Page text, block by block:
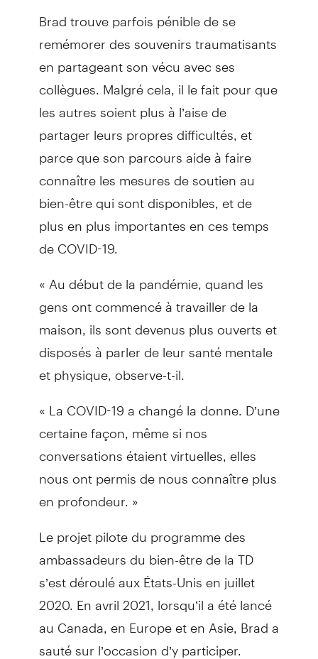
Brad trouve parfois pénible de se
remémorer des souvenirs traumatisants
en partageant son vécu avec ses
collègues. Malgré cela, il le fait pour que
les autres soient plus à l’aise de
partager leurs propres difficultés, et
parce que son parcours aide à faire
connaître les mesures de soutien au
bien-être qui sont disponibles, et de
plus en plus importantes en ces temps
de COVID-19.
« Au début de la pandémie, quand les
gens ont commencé à travailler de la
maison, ils sont devenus plus ouverts et
disposés à parler de leur santé mentale
et physique, observe-t-il.
« La COVID-19 a changé la donne. D’une
certaine façon, même si nos
conversations étaient virtuelles, elles
nous ont permis de nous connaître plus
en profondeur. »
Le projet pilote du programme des
ambassadeurs du bien-être de la TD
s’est déroulé aux États-Unis en juillet
2020. En avril 2021, lorsqu’il a été lancé
au Canada, en Europe et en Asie, Brad a
sauté sur l’occasion d’y participer.